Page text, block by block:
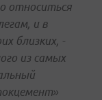
относиться
и в
близких, -
из самых